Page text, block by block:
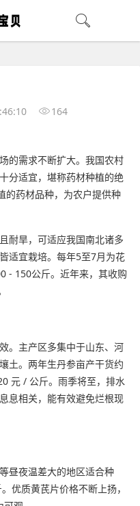
164
的需求不断扩大。我国农村
分适宜，堪称药材种植的绝
的药材品种，为农户提供种
耐旱，可适应我国南北诸多
适宜栽培。每年5至7月为花
- 150公斤。近年来，其收购
。主产区多集中于山东、河
土。两年生丹参亩产干货约
元 / 公斤。雨季将至，排水
息相关，能有效避免烂根现
昼夜温差大的地区适合种
优质黄芪片价格不断上扬，